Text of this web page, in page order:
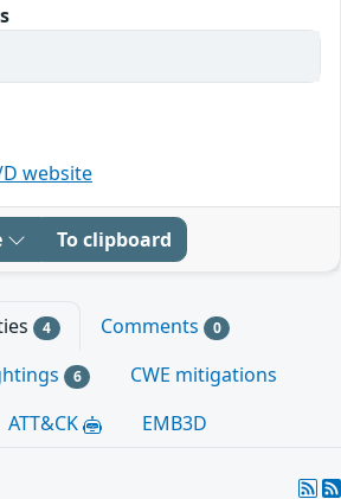
website
To clipboard
4 Comments 0
6
CWE mitigations
ATT&CK EMB3D